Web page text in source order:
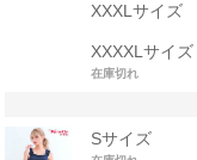
XXXLサイズ
XXXXLサイズ
在庫切れ
Sサイズ